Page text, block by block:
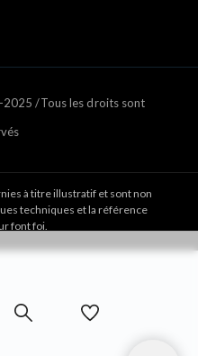
/Tous les droits sont
à titre illustratif et sont non
techniques et la référence
font foi.